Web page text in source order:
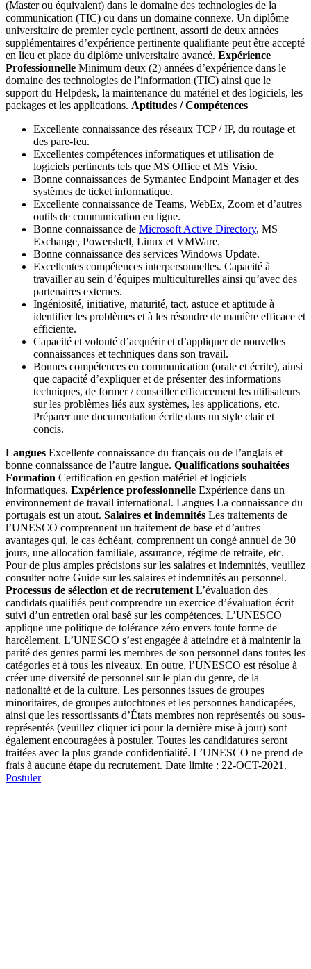
(Master ou équivalent) dans le domaine des technologies de la
communication (TIC) ou dans un domaine connexe. Un diplôme
universitaire de premier cycle pertinent, assorti de deux années
supplémentaires d’expérience pertinente qualifiante peut être accepté
en lieu et place du diplôme universitaire avancé. Expérience
Professionnelle Minimum deux (2) années d’expérience dans le
domaine des technologies de l’information (TIC) ainsi que le
support du Helpdesk, la maintenance du matériel et des logiciels, les
packages et les applications. Aptitudes / Compétences
Excellente connaissance des réseaux TCP / IP, du routage et
des pare-feu.
Excellentes compétences informatiques et utilisation de
logiciels pertinents tels que MS Office et MS Visio.
Bonne connaissances de Symantec Endpoint Manager et des
systèmes de ticket informatique.
Excellente connaissance de Teams, WebEx, Zoom et d’autres
outils de communication en ligne.
Bonne connaissance de Microsoft Active Directory, MS
Exchange, Powershell, Linux et VMWare.
Bonne connaissance des services Windows Update.
Excellentes compétences interpersonnelles. Capacité à
travailler au sein d’équipes multiculturelles ainsi qu’avec des
partenaires externes.
Ingéniosité, initiative, maturité, tact, astuce et aptitude à
identifier les problèmes et à les résoudre de manière efficace et
efficiente.
Capacité et volonté d’acquérir et d’appliquer de nouvelles
connaissances et techniques dans son travail.
Bonnes compétences en communication (orale et écrite), ainsi
que capacité d’expliquer et de présenter des informations
techniques, de former / conseiller efficacement les utilisateurs
sur les problèmes liés aux systèmes, les applications, etc.
Préparer une documentation écrite dans un style clair et
concis.
Langues Excellente connaissance du français ou de l’anglais et
bonne connaissance de l’autre langue. Qualifications souhaitées
Formation Certification en gestion matériel et logiciels
informatiques. Expérience professionnelle Expérience dans un
environnement de travail international. Langues La connaissance du
portugais est un atout. Salaires et indemnités Les traitements de
l’UNESCO comprennent un traitement de base et d’autres
avantages qui, le cas échéant, comprennent un congé annuel de 30
jours, une allocation familiale, assurance, régime de retraite, etc.
Pour de plus amples précisions sur les salaires et indemnités, veuillez
consulter notre Guide sur les salaires et indemnités au personnel.
Processus de sélection et de recrutement L’évaluation des
candidats qualifiés peut comprendre un exercice d’évaluation écrit
suivi d’un entretien oral basé sur les compétences. L’UNESCO
applique une politique de tolérance zéro envers toute forme de
harcèlement. L’UNESCO s’est engagée à atteindre et à maintenir la
parité des genres parmi les membres de son personnel dans toutes les
catégories et à tous les niveaux. En outre, l’UNESCO est résolue à
créer une diversité de personnel sur le plan du genre, de la
nationalité et de la culture. Les personnes issues de groupes
minoritaires, de groupes autochtones et les personnes handicapées,
ainsi que les ressortissants d’États membres non représentés ou sous-
représentés (veuillez cliquer ici pour la dernière mise à jour) sont
également encouragées à postuler. Toutes les candidatures seront
traitées avec la plus grande confidentialité. L’UNESCO ne prend de
frais à aucune étape du recrutement. Date limite : 22-OCT-2021.
Postuler